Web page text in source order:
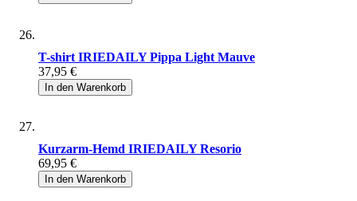
T-shirt IRIEDAILY Pippa Light Mauve
37,95 €
In den Warenkorb
Kurzarm-Hemd IRIEDAILY Resorio
69,95 €
In den Warenkorb